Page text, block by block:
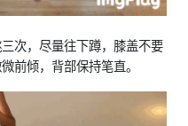
次，尽量往下蹲，膝盖不要
前倾，背部保持笔直。